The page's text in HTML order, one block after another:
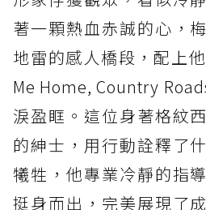
著一顆熱血赤誠的心，
地雷的感人橋段，配上
Me Home, Country
淚盈眶。這位身著格紋
的紳士，用行動詮釋了
犧牲，他專業冷靜的指
挺身而出，完美展現了